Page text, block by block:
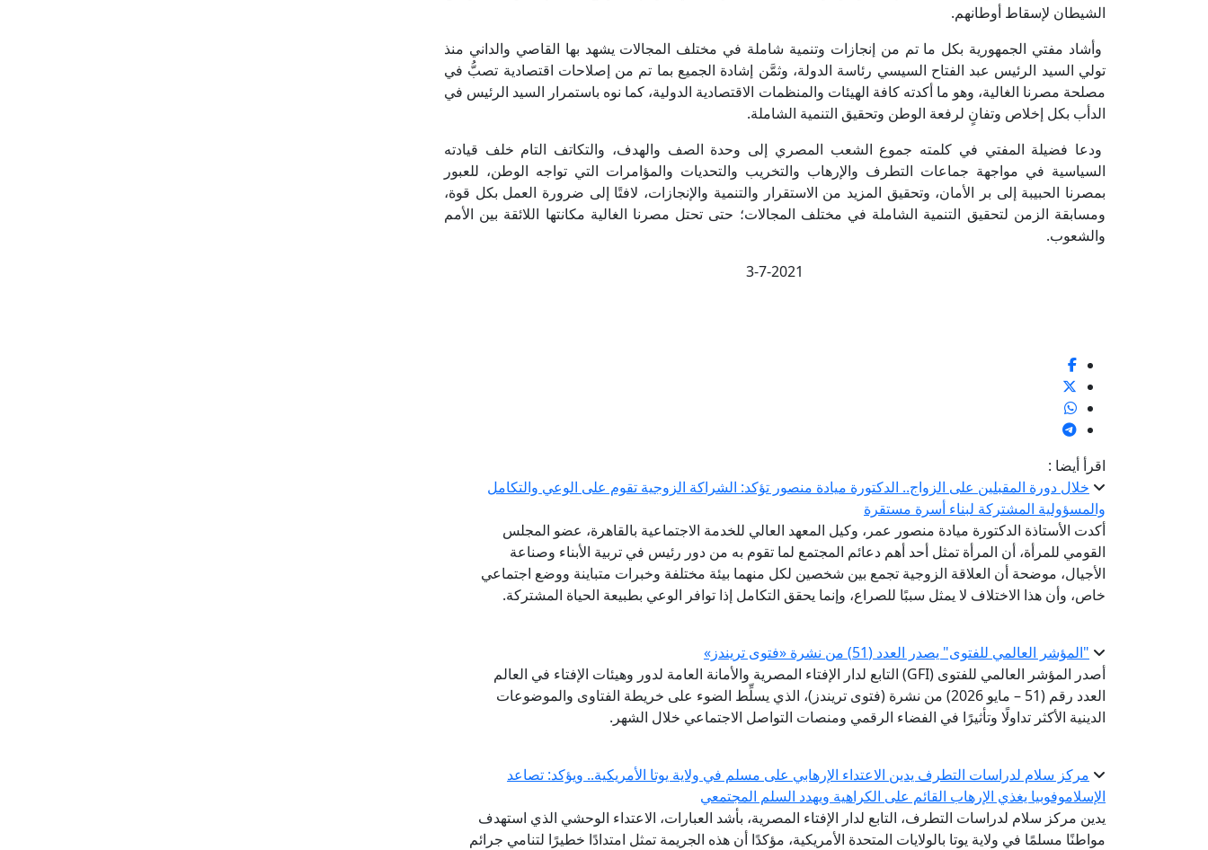
الشيطان لإسقاط أوطانهم.
وأشاد مفتي الجمهورية بكل ما تم من إنجازات وتنمية شاملة في مختلف المجالات يشهد بها القاصي والداني منذ
تولي السيد الرئيس عبد الفتاح السيسي رئاسة الدولة، وثمَّن إشادة الجميع بما تم من إصلاحات اقتصادية تصبُّ في
مصلحة مصرنا الغالية، وهو ما أكدته كافة الهيئات والمنظمات الاقتصادية الدولية، كما نوه باستمرار السيد الرئيس في
الدأب بكل إخلاص وتفانٍ لرفعة الوطن وتحقيق التنمية الشاملة.
ودعا فضيلة المفتي في كلمته جموع الشعب المصري إلى وحدة الصف والهدف، والتكاتف التام خلف قيادته
السياسية في مواجهة جماعات التطرف والإرهاب والتخريب والتحديات والمؤامرات التي تواجه الوطن، للعبور
بمصرنا الحبيبة إلى بر الأمان، وتحقيق المزيد من الاستقرار والتنمية والإنجازات، لافتًا إلى ضرورة العمل بكل قوة،
ومسابقة الزمن لتحقيق التنمية الشاملة في مختلف المجالات؛ حتى تحتل مصرنا الغالية مكانتها اللائقة بين الأمم
والشعوب.
3-7-2021
اقرأ أيضا :
خلال دورة المقبلين على الزواج.. الدكتورة ميادة منصور تؤكد: الشراكة الزوجية تقوم على الوعي والتكامل
والمسؤولية المشتركة لبناء أسرة مستقرة
أكدت الأستاذة الدكتورة ميادة منصور عمر، وكيل المعهد العالي للخدمة الاجتماعية بالقاهرة، عضو المجلس
القومي للمرأة، أن المرأة تمثل أحد أهم دعائم المجتمع لما تقوم به من دور رئيس في تربية الأبناء وصناعة
الأجيال، موضحة أن العلاقة الزوجية تجمع بين شخصين لكل منهما بيئة مختلفة وخبرات متباينة ووضع اجتماعي
خاص، وأن هذا الاختلاف لا يمثل سببًا للصراع، وإنما يحقق التكامل إذا توافر الوعي بطبيعة الحياة المشتركة.
"المؤشر العالمي للفتوى" يصدر العدد (51) من نشرة «فتوى تريندز»
أصدر المؤشر العالمي للفتوى (GFI) التابع لدار الإفتاء المصرية والأمانة العامة لدور وهيئات الإفتاء في العالم
العدد رقم (51 – مايو 2026) من نشرة (فتوى تريندز)، الذي يسلِّط الضوء على خريطة الفتاوى والموضوعات
الدينية الأكثر تداولًا وتأثيرًا في الفضاء الرقمي ومنصات التواصل الاجتماعي خلال الشهر.
مركز سلام لدراسات التطرف يدين الاعتداء الإرهابي على مسلم في ولاية يوتا الأمريكية.. ويؤكد: تصاعد
الإسلاموفوبيا يغذي الإرهاب القائم على الكراهية ويهدد السلم المجتمعي
يدين مركز سلام لدراسات التطرف، التابع لدار الإفتاء المصرية، بأشد العبارات، الاعتداء الوحشي الذي استهدف
مواطنًا مسلمًا في ولاية يوتا بالولايات المتحدة الأمريكية، مؤكدًا أن هذه الجريمة تمثل امتدادًا خطيرًا لتنامي جرائم